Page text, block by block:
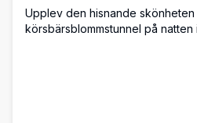
Upplev den hisnande skönheten
körsbärsblommstunnel på